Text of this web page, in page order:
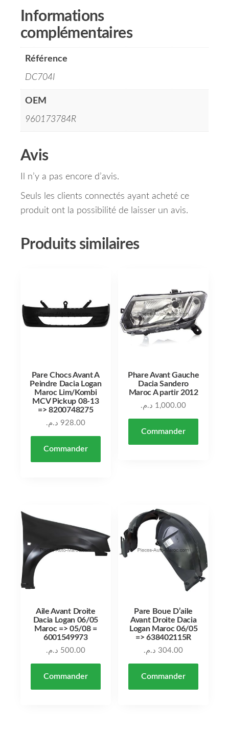
Informations
complémentaires
Référence
DC704I
OEM
960173784R
Avis
Il n’y a pas encore d’avis.
Seuls les clients connectés ayant acheté ce
produit ont la possibilité de laisser un avis.
Produits similaires
Pare Chocs Avant A
Peindre Dacia Logan
Maroc Lim/Kombi
MCV Pickup 08-13
=> 8200748275
928.00 د.م.
Commander
Phare Avant Gauche
Dacia Sandero
Maroc A partir 2012
1,000.00 د.م.
Commander
Aile Avant Droite
Dacia Logan 06/05
Maroc => 05/08 =
6001549973
500.00 د.م.
Commander
Pare Boue D’aile
Avant Droite Dacia
Logan Maroc 06/05
=> 638402115R
304.00 د.م.
Commander